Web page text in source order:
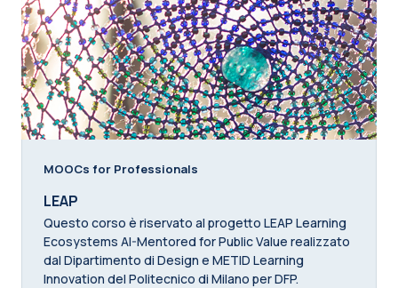
MOOCs for Professionals
LEAP
Questo corso è riservato al progetto LEAP Learning
Ecosystems AI-Mentored for Public Value realizzato
dal Dipartimento di Design e METID Learning
Innovation del Politecnico di Milano per DFP.